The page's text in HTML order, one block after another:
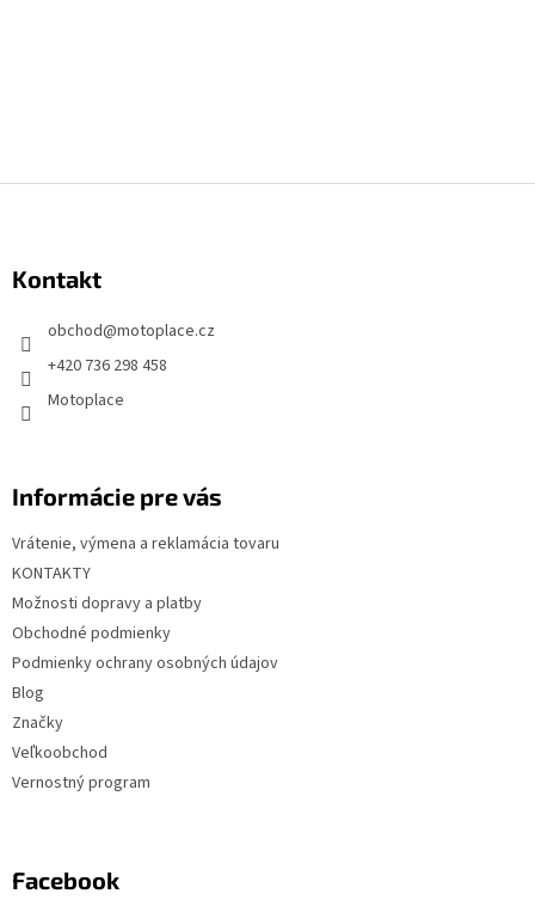
äKontakt
obchod@motoplace.cz
+420 736 298 458
Motoplace
Informácie pre vás
Vrátenie, výmena a reklamácia tovaru
KONTAKTY
Možnosti dopravy a platby
Obchodné podmienky
Podmienky ochrany osobných údajov
Blog
Značky
Veľkoobchod
Vernostný program
Facebook